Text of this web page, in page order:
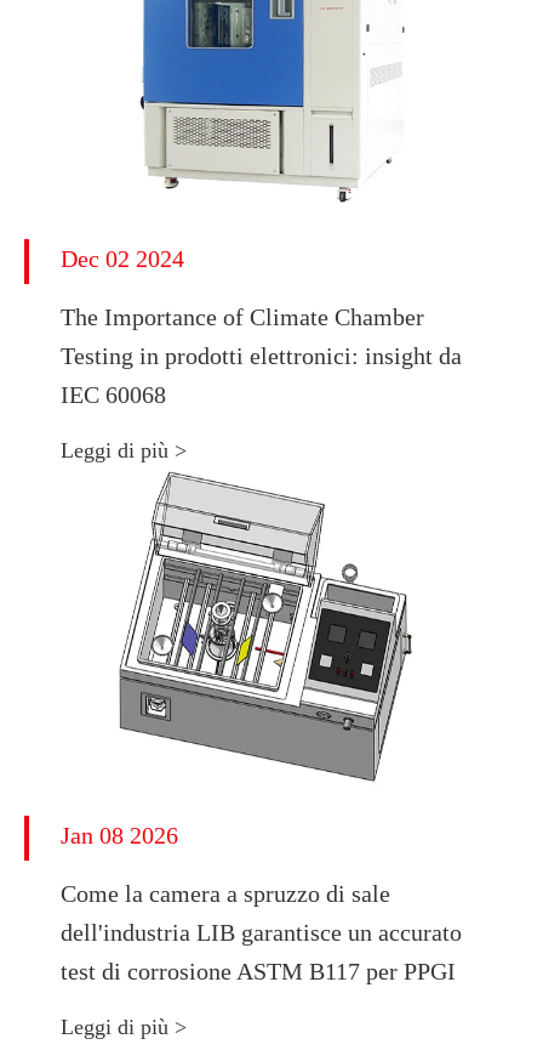
Dec 02 2024
The Importance of Climate Chamber
Testing in prodotti elettronici: insight da
IEC 60068
Leggi di più >
Jan 08 2026
Come la camera a spruzzo di sale
dell'industria LIB garantisce un accurato
test di corrosione ASTM B117 per PPGI
Leggi di più >